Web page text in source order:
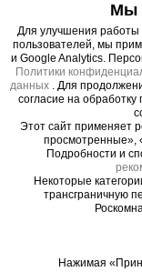
Высота
Вес, кг
Страна
монтажных
хозяйстве.
Мы
Для улучшения работы
пользователей, мы
и Google Analytics.
Политики
данных . Для
согласие на
Этот сайт применяет
просмотренные»,
Подробности и
Некоторые
трансграничную
Нажимая